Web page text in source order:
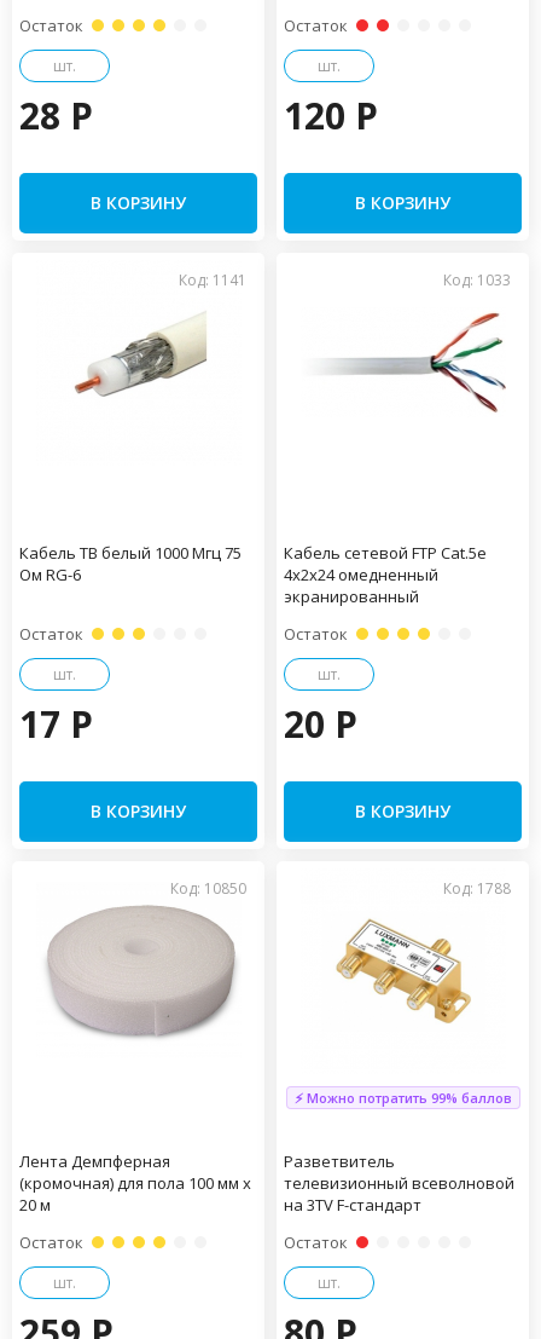
Остаток
шт.
28 P
В КОРЗИНУ
Остаток
шт.
120 P
В КОРЗИНУ
Код: 1141
Кабель ТВ белый 1000 Мгц 75
Ом RG-6
Остаток
шт.
17 P
В КОРЗИНУ
Код: 1033
Кабель сетевой FTP Cat.5e
4x2x24 омедненный
экранированный
Остаток
шт.
20 P
В КОРЗИНУ
Код: 10850
Лента Демпферная
(кромочная) для пола 100 мм х
20 м
Остаток
шт.
Код: 1788
⚡ Можно потратить 99% баллов
Разветвитель
телевизионный всеволновой
на 3TV F-стандарт
Остаток
шт.